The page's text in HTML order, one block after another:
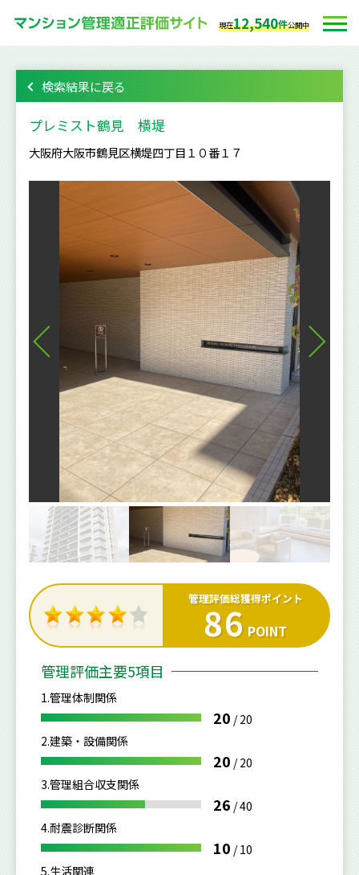
現在12,540件公開中
検索結果に戻る
プレミスト鶴見 横堤
大阪府大阪市鶴見区横堤四丁目１０番１７
管理評価総獲得ポイント
86 POINT
管理評価主要5項目
1.管理体制関係
20 /20
2.建築・設備関係
20 /20
3.管理組合収支関係
26 /40
4.耐震診断関係
10 /10
5.生活関連